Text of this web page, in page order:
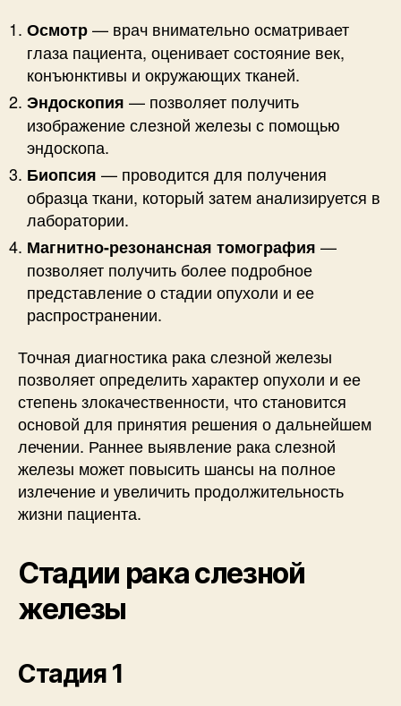
Осмотр— врач внимательно осматривает
глаза пациента, оценивает состояние век,
конъюнктивы и окружающих тканей.
Эндоскопия — позволяет получить
изображение слезной железы с помощью
эндоскопа.
Биопсия — проводится для получения
образца ткани, который затем анализируется в
лаборатории.
Магнитно-резонансная томография —
позволяет получить более подробное
представление о стадии опухоли и ее
распространении.
Точная диагностика рака слезной железы
позволяет определить характер опухоли и ее
степень злокачественности, что становится
основой для принятия решения о дальнейшем
лечении. Раннее выявление рака слезной
железы может повысить шансы на полное
излечение и увеличить продолжительность
жизни пациента.
Стадии рака слезной
железы
Стадия 1